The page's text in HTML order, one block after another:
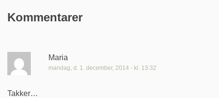
Kommentarer
Maria
mandag, d. 1. december, 2014 - kl. 13:32
Takker…